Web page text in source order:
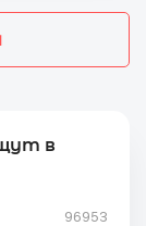
в
96953